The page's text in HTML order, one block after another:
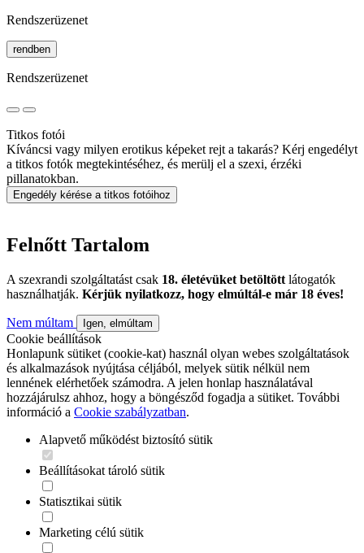
Rendszerüzenet
rendben
Rendszerüzenet
Titkos fotói
Kíváncsi vagy milyen erotikus képeket rejt a takarás? Kérj engedélyt
a titkos fotók megtekintéséhez, és merülj el a szexi, érzéki
pillanatokban.
Engedély kérése a titkos fotóihoz
Felnőtt Tartalom
A szexrandi szolgáltatást csak 18. életévüket betöltött látogatók
használhatják. Kérjük nyilatkozz, hogy elmúltál-e már 18 éves!
Nem múltam Igen, elmúltam
Cookie beállítások
Honlapunk sütiket (cookie-kat) használ olyan webes szolgáltatások
és alkalmazások nyújtása céljából, melyek sütik nélkül nem
lennének elérhetőek számodra. A jelen honlap használatával
hozzájárulsz ahhoz, hogy a böngésződ fogadja a sütiket. További
információ a Cookie szabályzatban.
Alapvető működést biztosító sütik
Beállításokat tároló sütik
Statisztikai sütik
Marketing célú sütik